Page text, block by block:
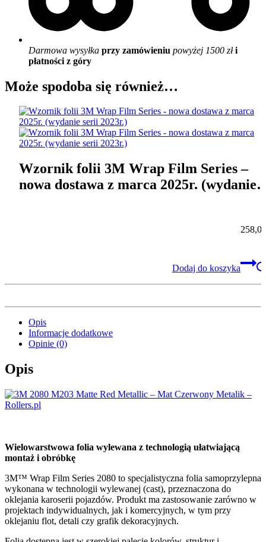
Darmowa wysyłka przy zamówieniu powyżej 1500 złi
płatności z góry
Może spodoba się również…
Wzornik folii 3M Wrap Film Series –
nowa dostawa z marca 2025r. (wydanie
Dodaj do koszyka
Opis
Informacje dodatkowe
Opinie (0)
Opis
Wielowarstwowa folia wylewana z technologią ułatwiającą
montaż i obróbkę
3M™ Wrap Film Series 2080 to specjalistyczna folia samoprzylepna
wykonana w technologii wylewanej (cast), przeznaczona do
oklejania karoserii pojazdów. Produkt ma zastosowanie zarówno w
projektach indywidualnych, jak i komercyjnych, w tym przy
oklejaniu flot, detali czy grafik dekoracyjnych.